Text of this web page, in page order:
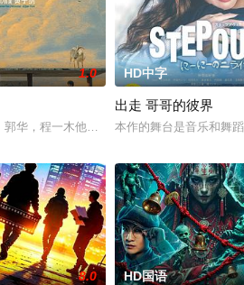
1.0
郭华，程一木他们毕业于同一所大学。他们
HD中字
出走 哥哥的彼界
本作的舞台是音乐和舞
8.0 HD国语